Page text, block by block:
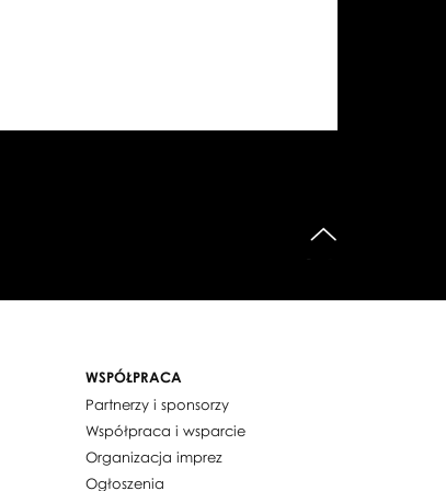
WSPÓŁPRACA
Partnerzy i sponsorzy
Współpraca i wsparcie
Organizacja imprez
Ogłoszenia